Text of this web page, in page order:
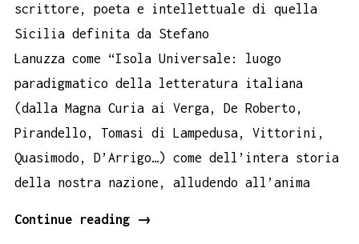
scrittore, poeta e intellettuale di quella
Sicilia definita da Stefano
Lanuzza come “Isola Universale: luogo
paradigmatico della letteratura italiana
(dalla Magna Curia ai Verga, De Roberto,
Pirandello, Tomasi di Lampedusa, Vittorini,
Quasimodo, D’Arrigo…) come dell’intera storia
della nostra nazione, alludendo all’anima
Continue reading
Ignazio
→